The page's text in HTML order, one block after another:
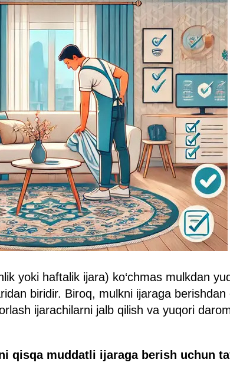
yoki haftalik ijara) ko‘chmas mulkdan
biridir. Biroq, mulkni ijaraga berishdan
ijarachilarni jalb qilish va yuqori
qisqa muddatli ijaraga berish uchun